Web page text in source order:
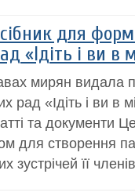
для
«Ідіть і ви в
мирян видала
рад «Ідіть і ви в
та документи
для створення
зустрічей її